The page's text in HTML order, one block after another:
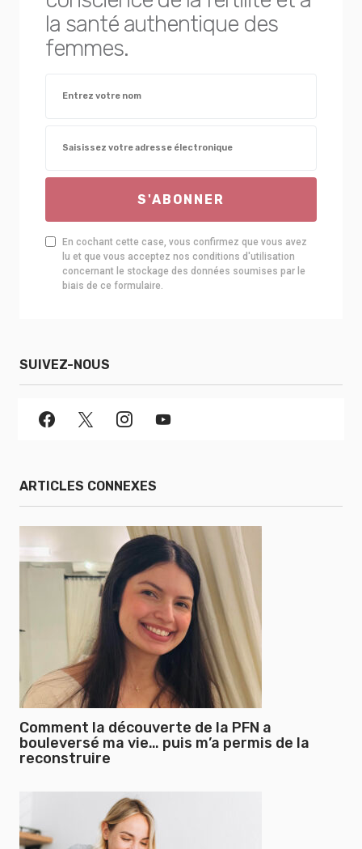
la santé authentique des
femmes.
S'ABONNER
En cochant cette case, vous confirmez que vous avez
lu et que vous acceptez nos conditions d'utilisation
concernant le stockage des données soumises par le
biais de ce formulaire.
SUIVEZ-NOUS
ARTICLES CONNEXES
Comment la découverte de la PFN a
bouleversé ma vie… puis m’a permis de la
reconstruire